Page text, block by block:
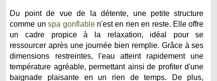
Du point de vue de la détente, une petite structure
comme unspa gonflablen'est en rien en reste. Elle offre
un cadre propice à la relaxation, idéal pour se
ressourcer après une journée bien remplie. Grâce à ses
dimensions restreintes, l'eau atteint rapidement une
température agréable, permettant ainsi de profiter d'une
baignade plaisante en un rien de temps. De plus,